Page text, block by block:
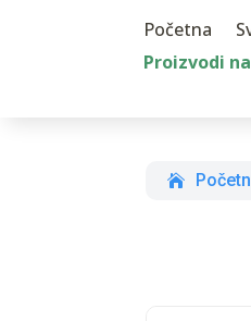
Početna
Proizvodi